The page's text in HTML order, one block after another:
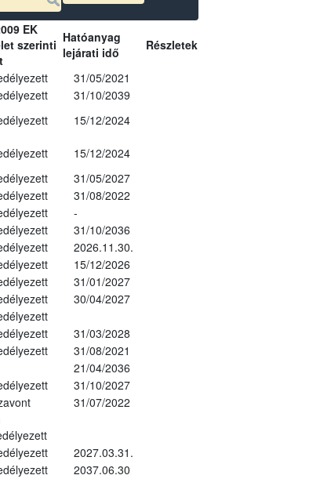
EK
szerinti Hatóanyag
lejárati idő
Részletek
31/05/2021
31/10/2039
15/12/2024
15/12/2024
31/05/2027
31/08/2022
-
31/10/2036
2026.11.30.
15/12/2026
31/01/2027
30/04/2027
31/03/2028
31/08/2021
21/04/2036
31/10/2027
31/07/2022
2027.03.31.
2037.06.30